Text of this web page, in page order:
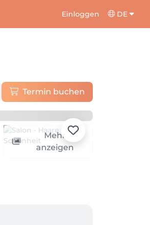
Einloggen DE
Termin buchen
Mehr
anzeigen